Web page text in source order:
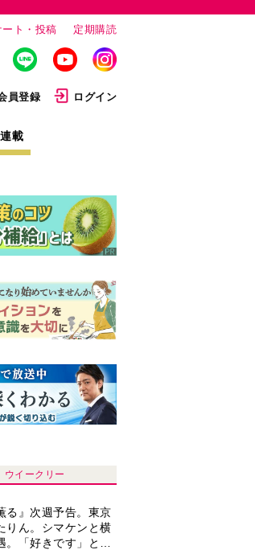
ート・投稿 定期購読
員登録 ログイン
連載
ウイークリー
る』次週予告。東京
りん。シマケンと横
。「好きです」と告